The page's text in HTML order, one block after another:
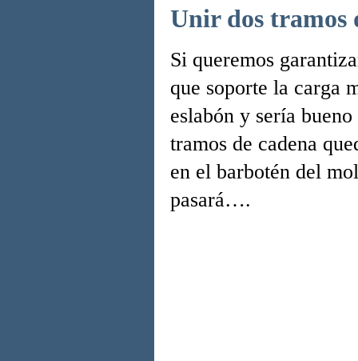
Unir dos tramos
Si queremos
que soporte la carga
eslabón y sería
tramos de cadena
en el barbotén del
pasará….